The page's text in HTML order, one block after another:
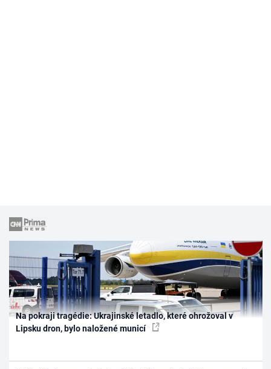
Na pokraji tragédie: Ukrajinské letadlo, které ohrožoval v
Lipsku dron, bylo naložené municí